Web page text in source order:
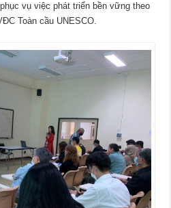
vụ việc phát triển bền vững theo
Toàn cầu UNESCO.